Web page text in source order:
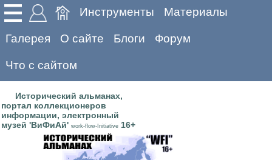
Инструменты Материалы
Галерея О сайте Блоги Форум
Что с сайтом
Исторический альманах,
портал коллекционеров
информации, электронный
музей 'ВиФиАй' work-flow-Initiative 16+